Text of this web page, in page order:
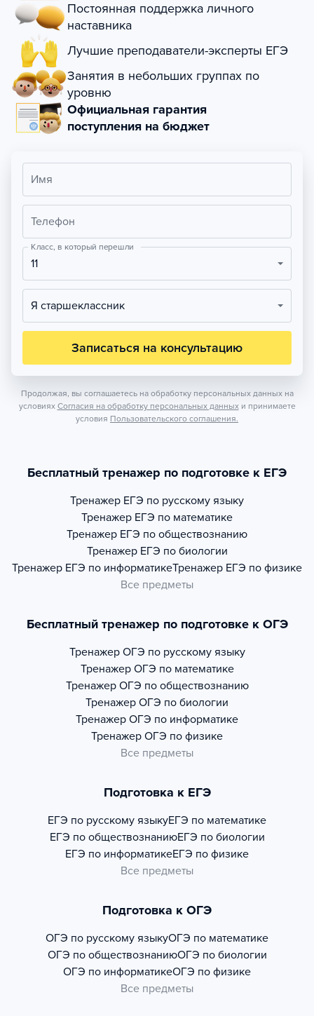
Постоянная поддержка личного
наставника
Лучшие преподаватели-эксперты ЕГЭ
Занятия в небольших группах по
уровню
Официальная гарантия
поступления на бюджет
Имя
Телефон
Класс, в который перешли
11
Я старшеклассник
Записаться на консультацию
Продолжая, вы соглашаетесь на обработку персональных данных на
условиях Согласия на обработку персональных данных и принимаете
условия Пользовательского соглашения.
Бесплатный тренажер по подготовке к ЕГЭ
Тренажер ЕГЭ по русскому языку
Тренажер ЕГЭ по математике
Тренажер ЕГЭ по обществознанию
Тренажер ЕГЭ по биологии
Тренажер ЕГЭ по информатикеТренажер ЕГЭ по физике
Все предметы
Бесплатный тренажер по подготовке к ОГЭ
Тренажер ОГЭ по русскому языку
Тренажер ОГЭ по математике
Тренажер ОГЭ по обществознанию
Тренажер ОГЭ по биологии
Тренажер ОГЭ по информатике
Тренажер ОГЭ по физике
Все предметы
Подготовка к ЕГЭ
ЕГЭ по русскому языкуЕГЭ по математике
ЕГЭ по обществознаниюЕГЭ по биологии
ЕГЭ по информатикеЕГЭ по физике
Все предметы
Подготовка к ОГЭ
ОГЭ по русскому языкуОГЭ по математике
ОГЭ по обществознаниюОГЭ по биологии
ОГЭ по информатикеОГЭ по физике
Все предметы